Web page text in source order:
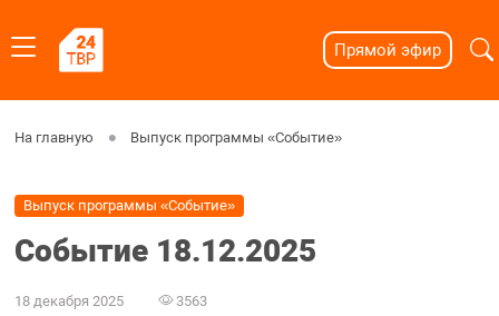
Прямой эфир
На главную Выпуск программы «Событие»
Выпуск программы «Событие»
Событие 18.12.2025
18 декабря 2025 3563